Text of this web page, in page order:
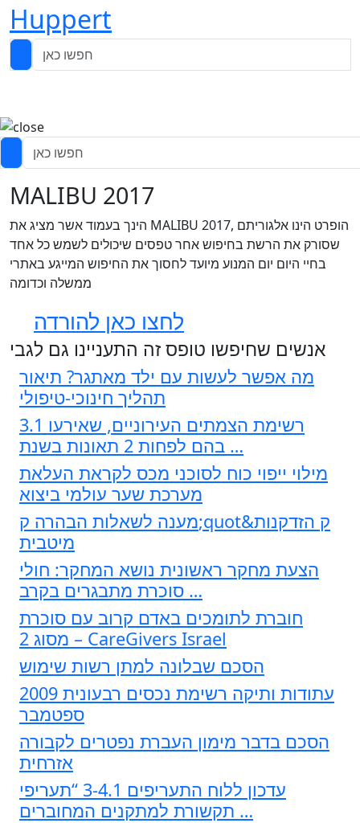
Huppert
MALIBU 2017
הינך בעמוד אשר מציג את MALIBU 2017, הופרט הינו אלגוריתם
שסורק את הרשת בחיפוש אחר טפסים שיכולים לשמש כל אחד
בחיי היום יום המנוע מיועד לחסוך את החיפוש המייגע באתרי
ממשלה וכדומה
לחצו כאן להורדה
אנשים שחיפשו טופס זה התעניינו גם לגבי
מה אפשר לעשות עם ילד מאתגר? תיאור
תהליך חינוכי-טיפולי
3.1 רשימת הצמתים העירוניים, שאירעו
בהם לפחות 2 תאונות בשנת …
מילוי ייפוי כוח לסוכני מכס לקראת העלאת
מערכת שער עולמי ביצוא
מענה לשאלות הבהרה ק;quot&ק הזדקנות
מיטבית
הצעת מחקר ראשונית נושא המחקר: חולי
סוכרת מתבגרים בקרב …
חוברת לתומכים באדם קרוב עם סוכרת
מסוג 2 – CareGivers Israel
הסכם שבלונה למתן רשות שימוש
עתודות ותיקה רשימת נכסים רבעונית 2009
ספטמבר
הסכם בדבר מימון העברת נפטרים לקבורה
אזרחית
עדכון ללוח התעריפים 3-4.1 “תעריפי
תקשורת למתקנים המחוברים …